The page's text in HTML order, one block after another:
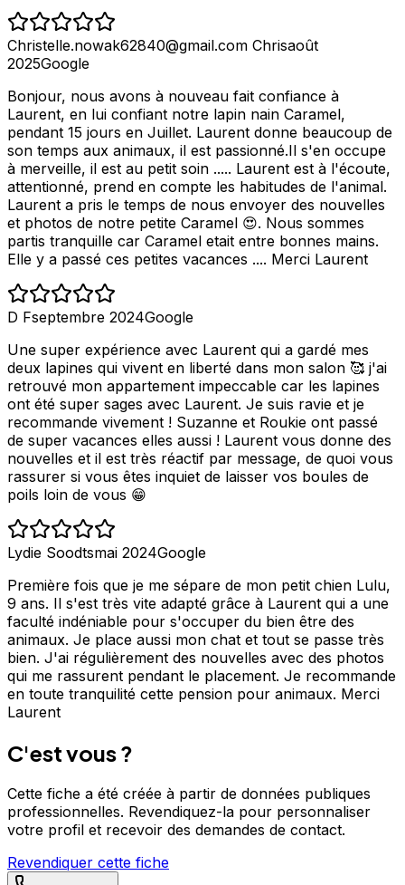
Christelle.nowak62840@gmail.com Chrisaoût
2025Google
Bonjour, nous avons à nouveau fait confiance à
Laurent, en lui confiant notre lapin nain Caramel,
pendant 15 jours en Juillet. Laurent donne beaucoup de
son temps aux animaux, il est passionné.Il s'en occupe
à merveille, il est au petit soin ..... Laurent est à l'écoute,
attentionné, prend en compte les habitudes de l'animal.
Laurent a pris le temps de nous envoyer des nouvelles
et photos de notre petite Caramel 😍. Nous sommes
partis tranquille car Caramel etait entre bonnes mains.
Elle y a passé ces petites vacances .... Merci Laurent
D Fseptembre 2024Google
Une super expérience avec Laurent qui a gardé mes
deux lapines qui vivent en liberté dans mon salon 🥰 j'ai
retrouvé mon appartement impeccable car les lapines
ont été super sages avec Laurent. Je suis ravie et je
recommande vivement ! Suzanne et Roukie ont passé
de super vacances elles aussi ! Laurent vous donne des
nouvelles et il est très réactif par message, de quoi vous
rassurer si vous êtes inquiet de laisser vos boules de
poils loin de vous 😁
Lydie Soodtsmai 2024Google
Première fois que je me sépare de mon petit chien Lulu,
9 ans. Il s'est très vite adapté grâce à Laurent qui a une
faculté indéniable pour s'occuper du bien être des
animaux. Je place aussi mon chat et tout se passe très
bien. J'ai régulièrement des nouvelles avec des photos
qui me rassurent pendant le placement. Je recommande
en toute tranquilité cette pension pour animaux. Merci
Laurent
C'est vous ?
Cette fiche a été créée à partir de données publiques
professionnelles. Revendiquez-la pour personnaliser
votre profil et recevoir des demandes de contact.
Revendiquer cette fiche